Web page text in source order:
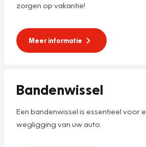
zorgen op vakantie!
Meer informatie
Bandenwissel
Een bandenwissel is essentieel voor
wegligging van uw auto.